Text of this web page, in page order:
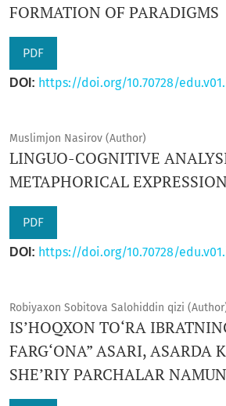
FORMATION OF PARADIGMS
PDF
DOI: https://doi.org/10.70728/
Muslimjon Nasirov (Author)
LINGUO-COGNITIVE
METAPHORICAL
PDF
DOI: https://doi.org/10.70728/
Robiyaxon Sobitova Salohiddin qizi
IS’HOQXON TO‘RA
FARG‘ONA” ASARI, ASARDA
SHE’RIY PARCHALAR